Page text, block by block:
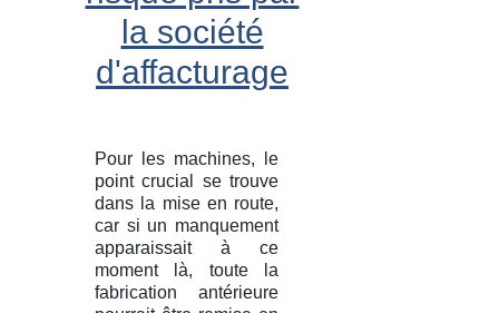
la société
d'affacturage
Pour les machines, le
point crucial se trouve
dans la mise en route,
car si un manquement
apparaissait à ce
moment là, toute la
fabrication antérieure